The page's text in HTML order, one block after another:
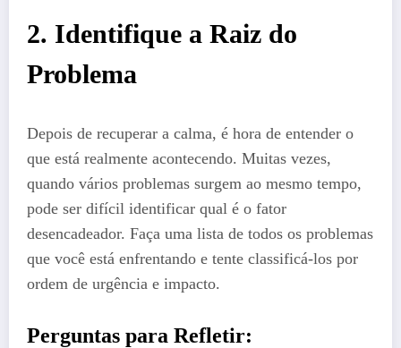
2. Identifique a Raiz do
Problema
Depois de recuperar a calma, é hora de entender o
que está realmente acontecendo. Muitas vezes,
quando vários problemas surgem ao mesmo tempo,
pode ser difícil identificar qual é o fator
desencadeador. Faça uma lista de todos os problemas
que você está enfrentando e tente classificá-los por
ordem de urgência e impacto.
Perguntas para Refletir: